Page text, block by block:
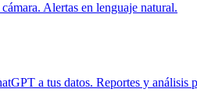
Alertas en lenguaje natural.
a tus datos. Reportes y análisis